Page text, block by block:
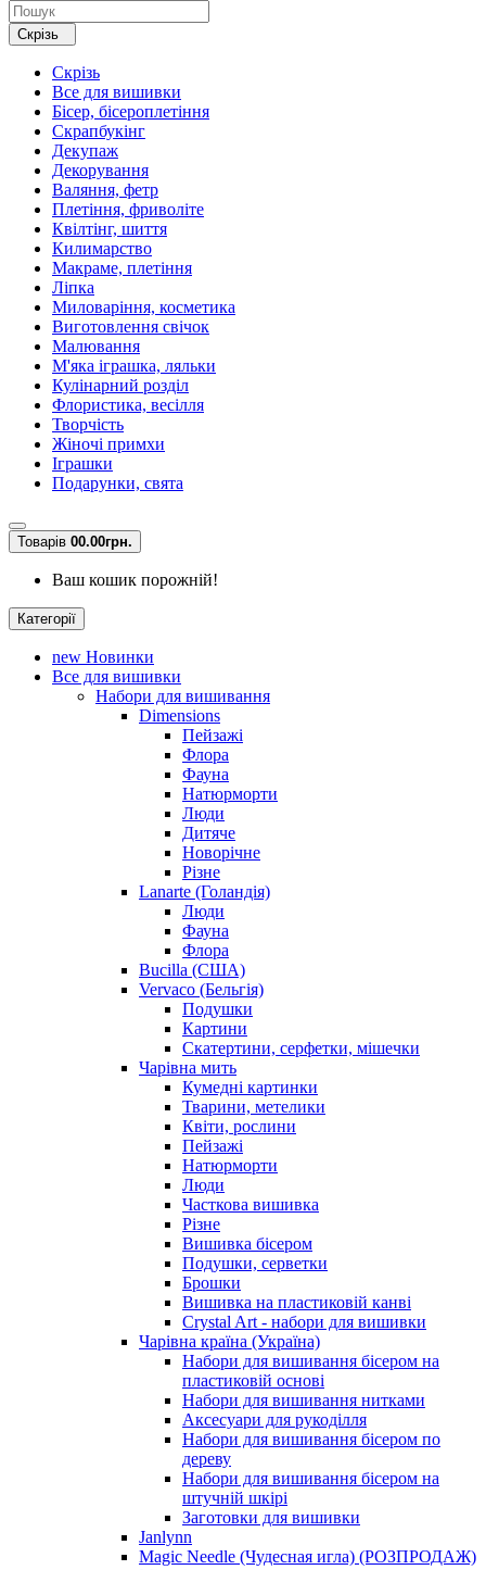
Скрізь
Скрізь
Все для вишивки
Бісер, бісероплетіння
Скрапбукінг
Декупаж
Декорування
Валяння, фетр
Плетіння, фриволіте
Квілтінг, шиття
Килимарство
Макраме, плетіння
Ліпка
Миловаріння, косметика
Виготовлення свічок
Малювання
М'яка іграшка, ляльки
Кулінарний розділ
Флористика, весілля
Творчість
Жіночі примхи
Іграшки
Подарунки, свята
Товарів 00.00грн.
Ваш кошик порожній!
Категорії
new Новинки
Все для вишивки
Набори для вишивання
Dimensions
Пейзажі
Флора
Фауна
Натюрморти
Люди
Дитяче
Новорічне
Різне
Lanarte (Голандія)
Люди
Фауна
Флора
Bucilla (США)
Vervaco (Бельгія)
Подушки
Картини
Скатертини, серфетки, мішечки
Чарiвна мить
Кумедні картинки
Тварини, метелики
Квіти, рослини
Пейзажі
Натюрморти
Люди
Часткова вишивка
Різне
Вишивка бісером
Подушки, серветки
Брошки
Вишивка на пластиковій канві
Crystal Art - набори для вишивки
Чарівна країна (Україна)
Набори для вишивання бісером на
пластиковій основі
Набори для вишивання нитками
Аксесуари для рукоділля
Набори для вишивання бісером по
дереву
Набори для вишивання бісером на
штучній шкірі
Заготовки для вишивки
Janlynn
Magic Needle (Чудесная игла) (РОЗПРОДАЖ)